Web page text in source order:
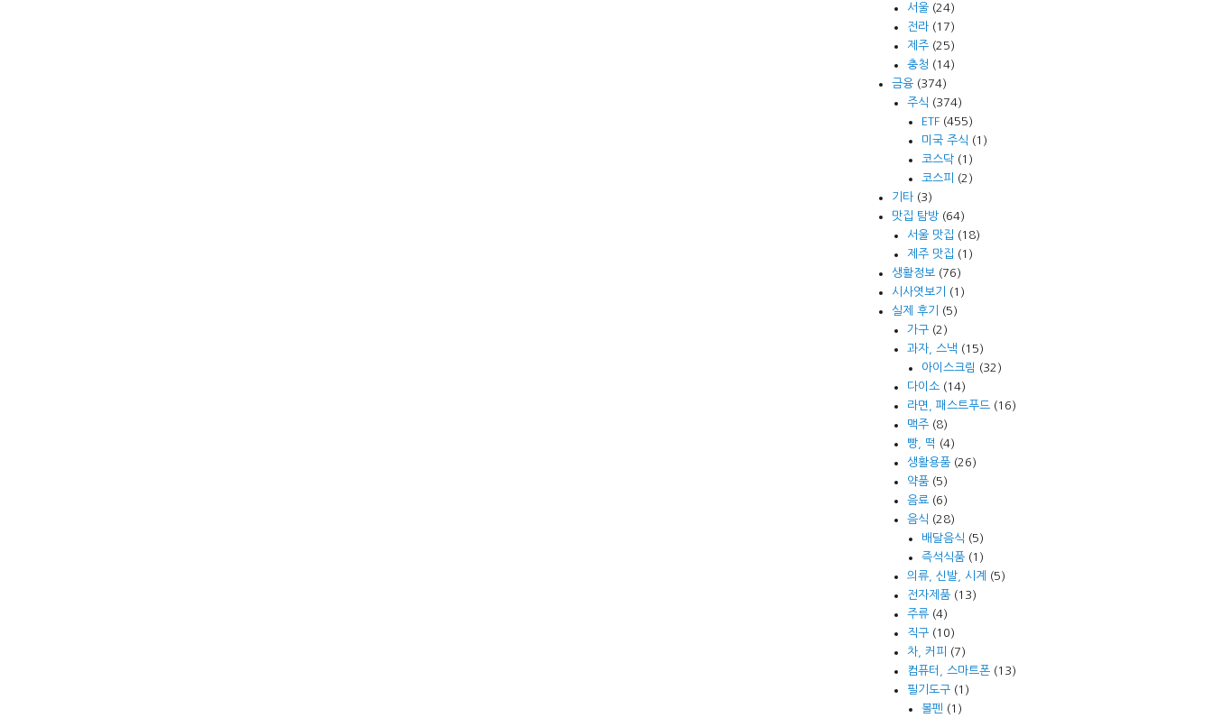
서울(24)
전라(17)
제주(25)
충청 (14)
금융 (374)
주식 (374)
ETF(455)
미국 주식 (1)
코스닥(1)
코스피
(2)
기타 (3)
맛집 탐방 (64)
서울 맛집 (18)
제주 맛집 (1)
생활정보 (76)
시사엿보기
(1)
실제 후기
(5)
가구(2)
과자, 스낵 (15)
아이스크림 (32)
다이소(14)
라면, 패스트푸드(16)
맥주(8)
빵, 떡 (4)
생활용품(26)
약품(5)
음료(6)
음식 (28)
배달음식 (5)
즉석식품(1)
의류, 신발, 시계
(5)
전자제품(13)
주류(4)
직구(10)
차, 커피
(7)
컴퓨터, 스마트폰(13)
필기도구(1)
볼펜 (1)